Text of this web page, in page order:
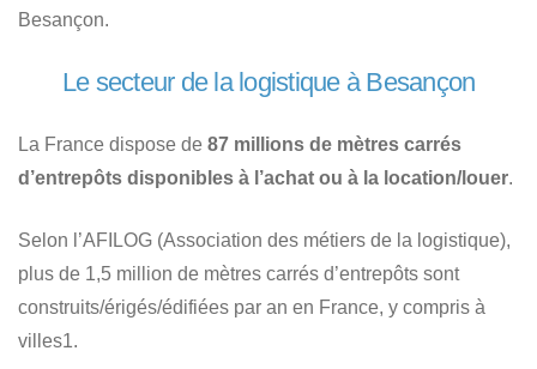
Besançon.
Le secteur de la logistique à Besançon
La France dispose de 87 millions de mètres carrés
d’entrepôts disponibles à l’achat ou à la location/louer.
Selon l’AFILOG (Association des métiers de la logistique),
plus de 1,5 million de mètres carrés d’entrepôts sont
construits/érigés/édifiées par an en France, y compris à
villes1.